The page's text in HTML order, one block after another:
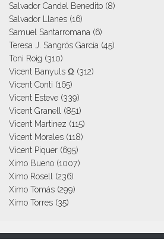
Salvador Candel Benedito (8)
Salvador Llanes (16)
Samuel Santarromana (6)
Teresa J. Sangrós García (45)
Toni Roig (310)
Vicent Banyuls Ω (312)
Vicent Conti (165)
Vicent Esteve (339)
Vicent Granell
(851)
Vicent Martinez (115)
Vicent Morales (118)
Vicent Piquer (695)
Ximo Bueno (1007)
Ximo Rosell
(236)
Ximo Tomás (299)
Ximo Torres (35)